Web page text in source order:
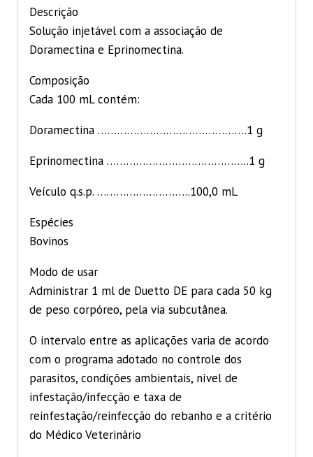
Descrição
Solução injetável com a associação de
Doramectina e Eprinomectina.
Composição
Cada 100 mL contém:
Doramectina ……………………………………….1 g
Eprinomectina ……………………………………..1 g
Veículo q.s.p. ………………………..100,0 mL
Espécies
Bovinos
Modo de usar
Administrar 1 ml de Duetto DE para cada 50 kg
de peso corpóreo, pela via subcutânea.
O intervalo entre as aplicações varia de acordo
com o programa adotado no controle dos
parasitos, condições ambientais, nível de
infestação/infecção e taxa de
reinfestação/reinfecção do rebanho e a critério
do Médico Veterinário